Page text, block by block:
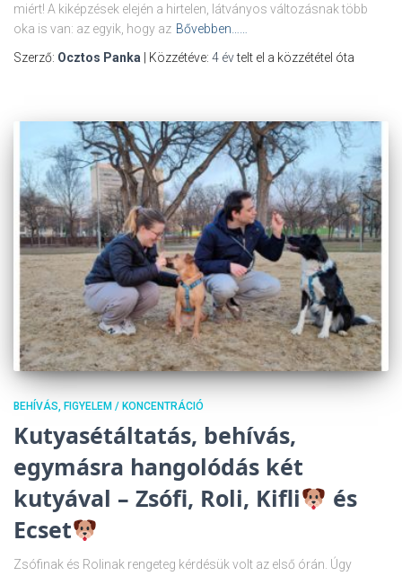
miért! A kiképzések elején a hirtelen, látványos változásnak több
oka is van: az egyik, hogy az Bővebben……
Szerző: Ocztos Panka | Közzétéve: 4 évtelt el a közzététel óta
BEHÍVÁS FIGYELEM / KONCENTRÁCIÓ
Kutyasétáltatás, behívás,
egymásra hangolódás két
kutyával – Zsófi, Roli, Kifli
és
Ecset
Zsófinak és Rolinak rengeteg kérdésük volt az első órán. Úgy